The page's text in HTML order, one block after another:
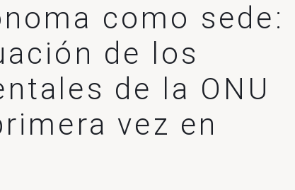
como sede:
de los
de la ONU
vez en